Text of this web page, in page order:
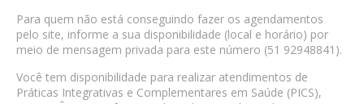
Para quem não está conseguindo fazer os agendamentos
pelo site, informe a sua disponibilidade (local e horário) por
meio de mensagem privada para este número (51 92948841).
Você tem disponibilidade para realizar atendimentos de
Práticas Integrativas e Complementares em Saúde (PICS),